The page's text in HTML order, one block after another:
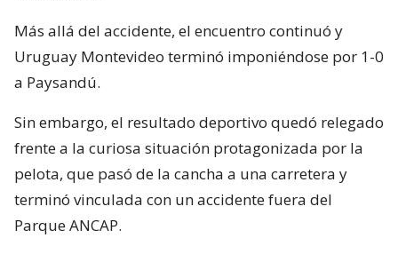
Más allá del accidente, el encuentro continuó y
Uruguay Montevideo terminó imponiéndose por 1-0
a Paysandú.
Sin embargo, el resultado deportivo quedó relegado
frente a la curiosa situación protagonizada por la
pelota, que pasó de la cancha a una carretera y
terminó vinculada con un accidente fuera del
Parque ANCAP.